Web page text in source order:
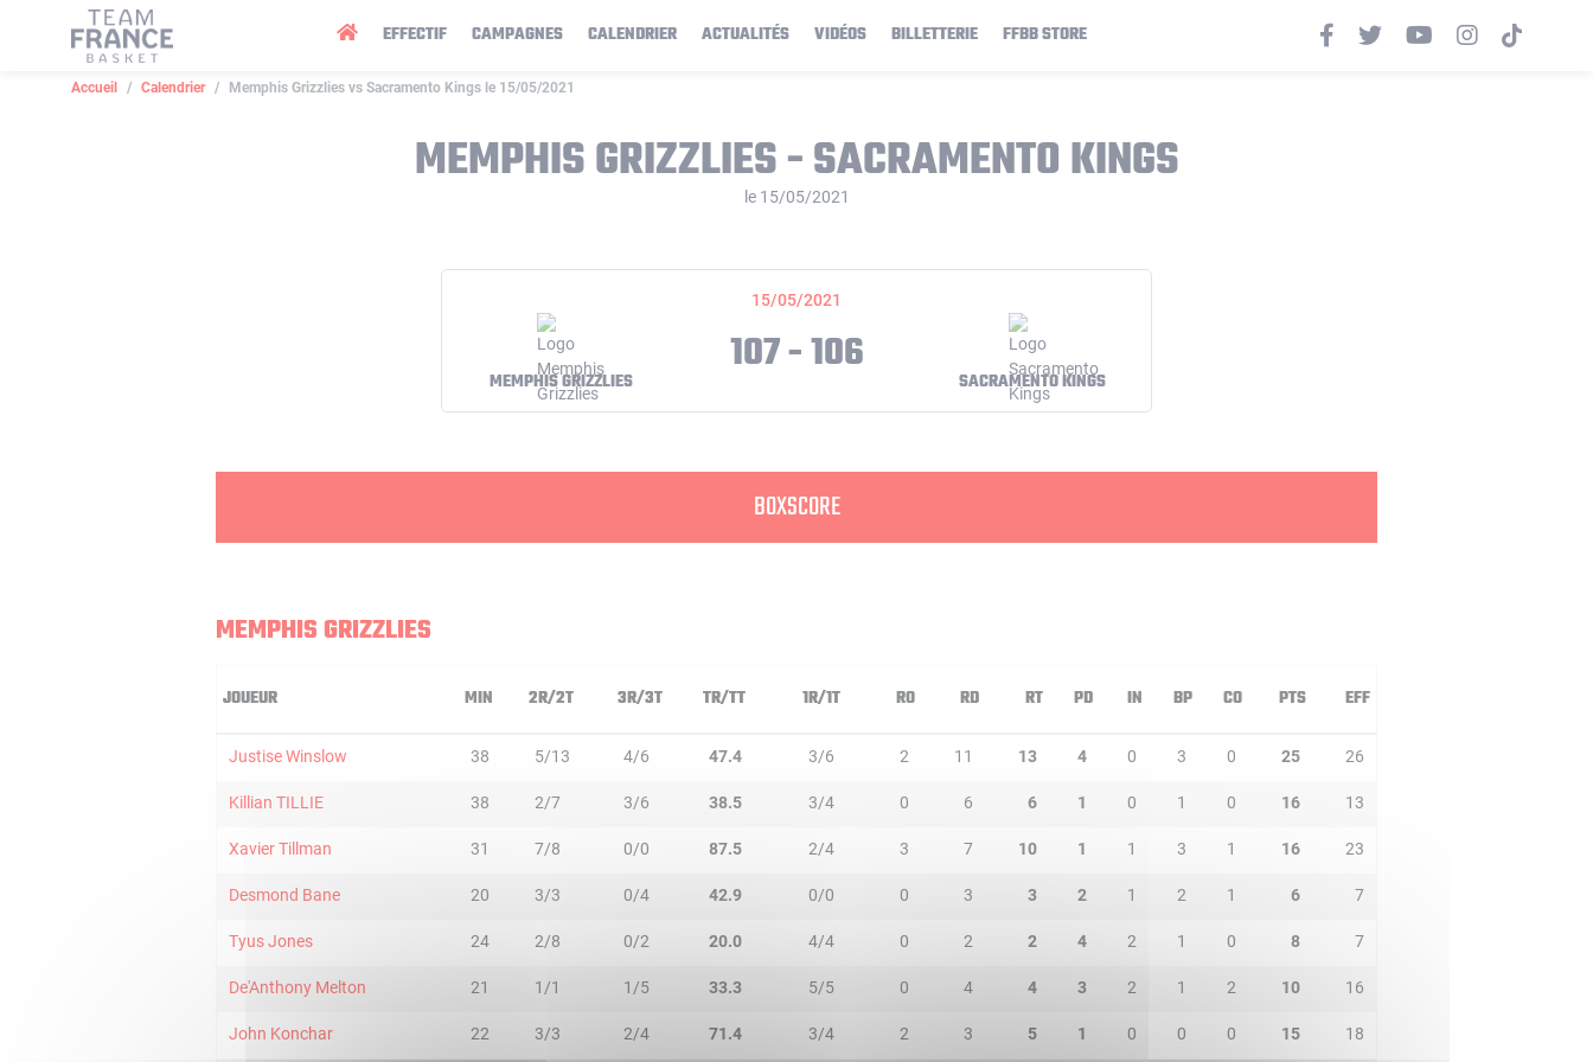
EFFECTIF CAMPAGNES CALENDRIER ACTUALITÉS VIDÉOS BILLETTERIE FFBB STORE
Accueil Calendrier Memphis Grizzlies vs Sacramento Kings le 15/05/2021
MEMPHIS GRIZZLIES - SACRAMENTO KINGS
le 15/05/2021
15/05/2021
MEMPHIS GRIZZLIES 107 - 106 SACRAMENTO KINGS
BOXSCORE
MEMPHIS GRIZZLIES
JOUEUR MIN 2R/2T 3R/3T TR/TT 1R/1T RO RD RT PD IN BP CO PTS EFF
Justise Winslow 38 5/13 4/6 47.4 3/6 2 11 13 4 0 3 0 25 26
Killian TILLIE 38 2/7 3/6 38.5 3/4 0 6 6 1 0 1 0 16 13
Xavier Tillman 31 7/8 0/0 87.5 2/4 3 7 10 1 1 3 1 16 23
Desmond Bane 20 3/3 0/4 42.9 0/0 0 3 3 2 1 2 1 6 7
Tyus Jones 24 2/8 0/2 20.0 4/4 0 2 2 4 2 1 0 8 7
De'Anthony Melton 21 1/1 1/5 33.3 5/5 0 4 4 3 2 1 2 10 16
John Konchar 22 3/3 2/4 71.4 3/4 2 3 5 1 0 0 0 15 18
Panneau de gestion des cookies